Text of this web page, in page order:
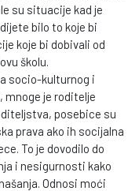
su situacije kad je
bilo to koje bi
koje bi dobivali od
školu.
socio-kulturnog i
mnoge je roditelje
posebice su
prava ako ih socijalna
To je dovodilo do
i nesigurnosti kako
Odnosi moći